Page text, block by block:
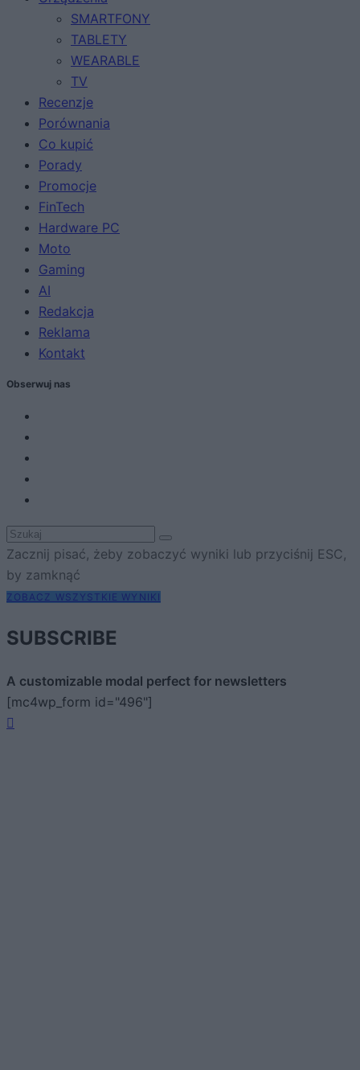
SMARTFONY
TABLETY
WEARABLE
TV
Recenzje
Porównania
Co kupić
Porady
Promocje
FinTech
Hardware PC
Moto
Gaming
AI
Redakcja
Reklama
Kontakt
Obserwuj nas
Zacznij pisać, żeby zobaczyć wyniki lub przyciśnij ESC,
by zamknąć
ZOBACZ WSZYSTKIE WYNIKI
SUBSCRIBE
A customizable modal perfect for newsletters
[mc4wp_form id="496"]